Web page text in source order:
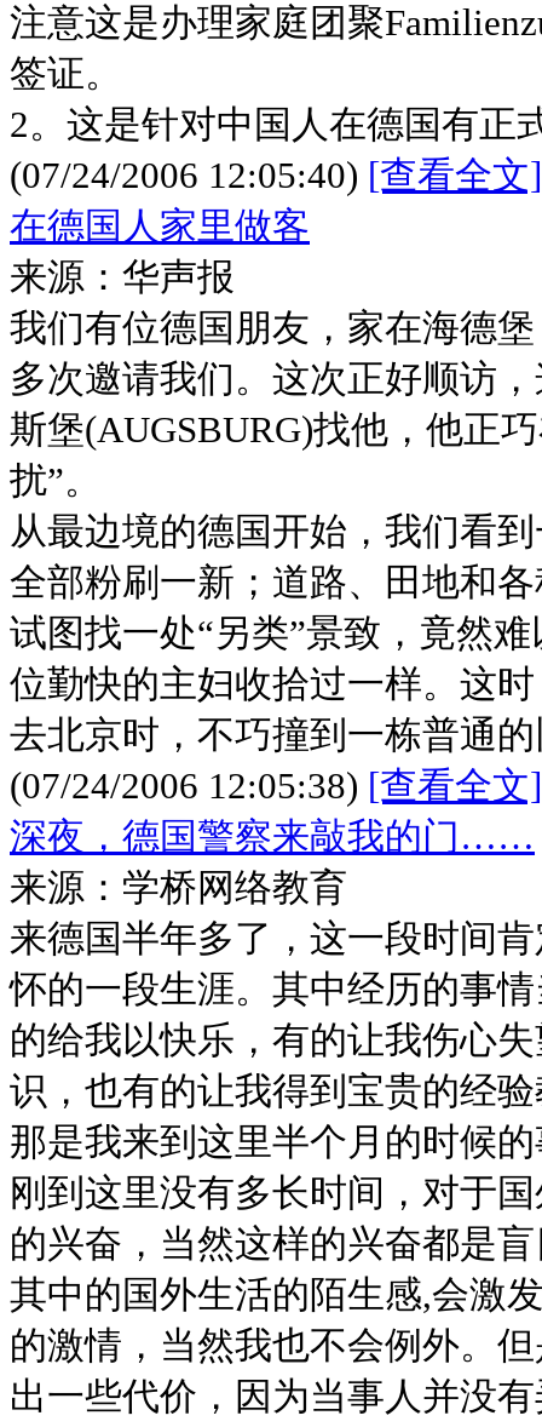
注意这是办理家庭团聚
签证。
2。这是针对中国人在德国有正
(07/24/2006 12:05:40) [查看全文]
在德国人家里做客
来源：华声报
我们有位德国朋友，家在海德
多次邀请我们。这次正好顺访
斯堡(AUGSBURG)找他，他正
扰”。
从最边境的德国开始，我们看
全部粉刷一新；道路、田地和
试图找一处“另类”景致，竟然
位勤快的主妇收拾过一样。这
去北京时，不巧撞到一栋普通
(07/24/2006 12:05:38) [查看全文]
深夜，德国警察来敲我的门……
来源：学桥网络教育
来德国半年多了，这一段时间
怀的一段生涯。其中经历的事
的给我以快乐，有的让我伤心
识，也有的让我得到宝贵的经
那是我来到这里半个月的时候
刚到这里没有多长时间，对于
的兴奋，当然这样的兴奋都是
其中的国外生活的陌生感,会激
的激情，当然我也不会例外。
出一些代价，因为当事人并没